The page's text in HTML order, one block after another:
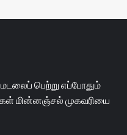
பெற்று எப்போதும்
மின்னஞ்சல் முகவரியை